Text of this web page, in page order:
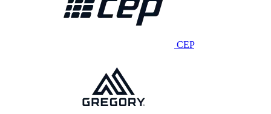
CEP